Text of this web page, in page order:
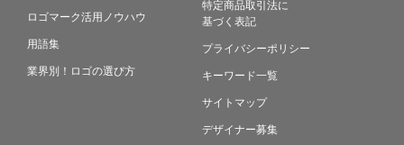
ロゴマーク活用ノウハウ
用語集
業界別！ロゴの選び方
特定商品取引法に
基づく表記
プライバシーポリシー
キーワード一覧
サイトマップ
デザイナー募集